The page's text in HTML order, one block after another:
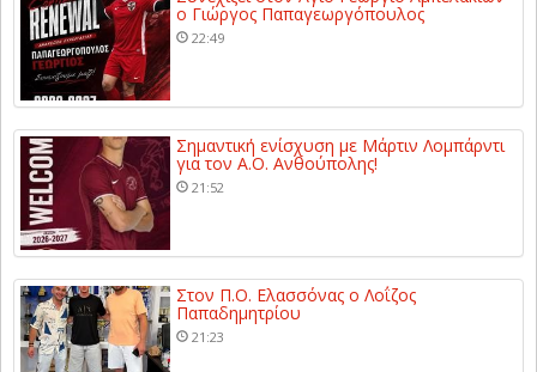
ο Γιώργος Παπαγεωργόπουλος
22:49
Σημαντική ενίσχυση με Μάρτιν Λομπάρντι
για τον Α.Ο. Ανθούπολης!
21:52
Στον Π.Ο. Ελασσόνας ο Λοΐζος
Παπαδημητρίου
21:23